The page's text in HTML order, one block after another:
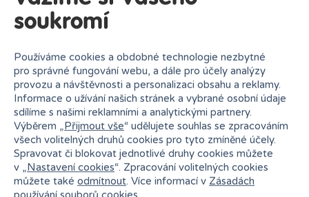
Robot M.A.R.S Converters - Cyberhaul
Robot M.A.R.S Converters - Cyberhaul je jedinečná multifunkční...
Sklademprodejny
Ihned:12 poboček
899 Kč
Klub:872 Kč
Rezervovat
soukromí
Používáme cookies a obdobné technologie nezbytné
pro správné fungování webu, a dále pro účely analýzy
provozu a návštěvnosti a personalizaci obsahu a reklamy.
Informace o užívání našich stránek a vybrané osobní údaje
sdílíme s našimi reklamními a analytickými partnery.
Výběrem „Přijmout vše“ udělujete souhlas se zpracováním
všech volitelných druhů cookies pro tyto zmíněné účely.
Spravovat či blokovat jednotlivé druhy cookies můžete
v „Nastavení cookies“. Zpracování volitelných cookies
můžete také odmítnout. Více informací v Zásadách